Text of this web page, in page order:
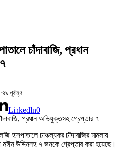
চাঁদাবাজি, প্রধান
পূর্বাহ্ণ
LinkedIn0
হাসপাতালে চাঞ্চল্যকর চাঁদাবাজির মামলায়
উদ্দিনসহ ৭ জনকে গ্রেপ্তার করা হয়েছে।